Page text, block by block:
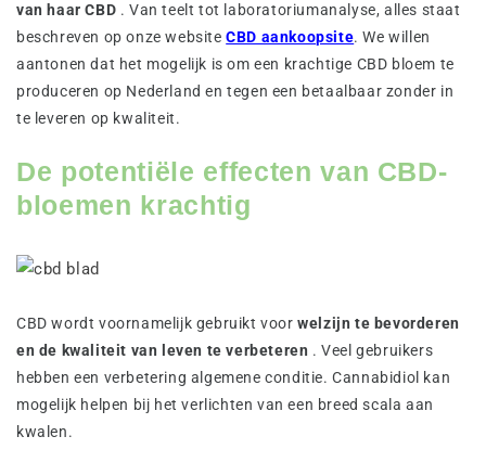
van haar CBD . Van teelt tot laboratoriumanalyse, alles staat
beschreven op onze websiteCBD aankoopsite. We willen
aantonen dat het mogelijk is om een krachtige CBD bloem te
produceren op Nederland en tegen een betaalbaar zonder in
te leveren op kwaliteit.
De potentiële effecten van CBD-
bloemen krachtig
CBD wordt voornamelijk gebruikt voorwelzijn te bevorderen
en de kwaliteit van leven te verbeteren . Veel gebruikers
hebben een verbetering algemene conditie. Cannabidiol kan
mogelijk helpen bij het verlichten van een breed scala aan
kwalen.